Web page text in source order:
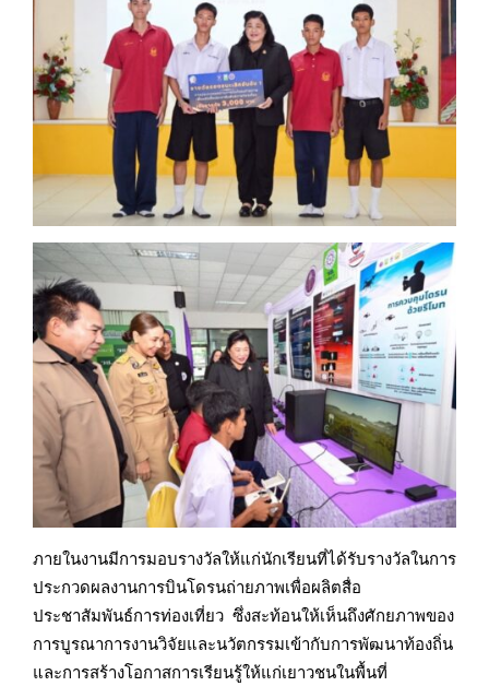
ภายในงานมีการมอบรางวัลให้แก่นักเรียนที่ได้รับรางวัลในการ
ประกวดผลงานการบินโดรนถ่ายภาพเพื่อผลิตสื่อ
ประชาสัมพันธ์การท่องเที่ยว ซึ่งสะท้อนให้เห็นถึงศักยภาพของ
การบูรณาการงานวิจัยและนวัตกรรมเข้ากับการพัฒนาท้องถิ่น
และการสร้างโอกาสการเรียนรู้ให้แก่เยาวชนในพื้นที่